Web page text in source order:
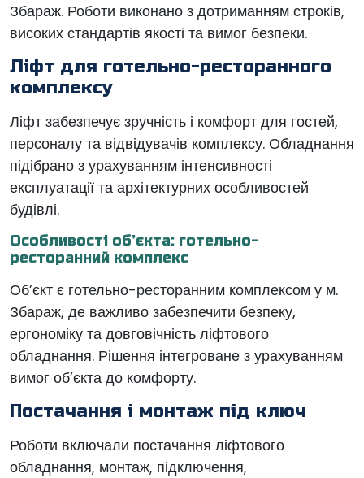
Збараж. Роботи виконано з дотриманням строків,
високих стандартів якості та вимог безпеки.
Ліфт для готельно-ресторанного
комплексу
Ліфт забезпечує зручність і комфорт для гостей,
персоналу та відвідувачів комплексу. Обладнання
підібрано з урахуванням інтенсивності
експлуатації та архітектурних особливостей
будівлі.
Особливості об’єкта: готельно-
ресторанний комплекс
Об’єкт є готельно-ресторанним комплексом у м.
Збараж, де важливо забезпечити безпеку,
ергономіку та довговічність ліфтового
обладнання. Рішення інтегроване з урахуванням
вимог об’єкта до комфорту.
Постачання і монтаж під ключ
Роботи включали постачання ліфтового
обладнання, монтаж, підключення,